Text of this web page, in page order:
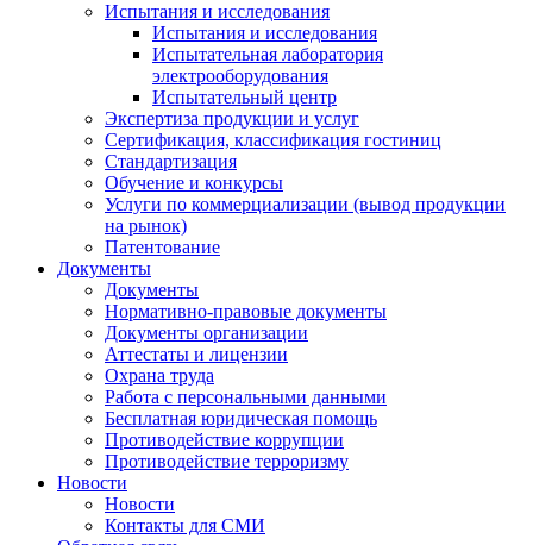
Испытания и исследования
Испытания и исследования
Испытательная лаборатория
электрооборудования
Испытательный центр
Экспертиза продукции и услуг
Сертификация, классификация гостиниц
Стандартизация
Обучение и конкурсы
Услуги по коммерциализации (вывод продукции
на рынок)
Патентование
Документы
Документы
Нормативно-правовые документы
Документы организации
Аттестаты и лицензии
Охрана труда
Работа с персональными данными
Бесплатная юридическая помощь
Противодействие коррупции
Противодействие терроризму
Новости
Новости
Контакты для СМИ